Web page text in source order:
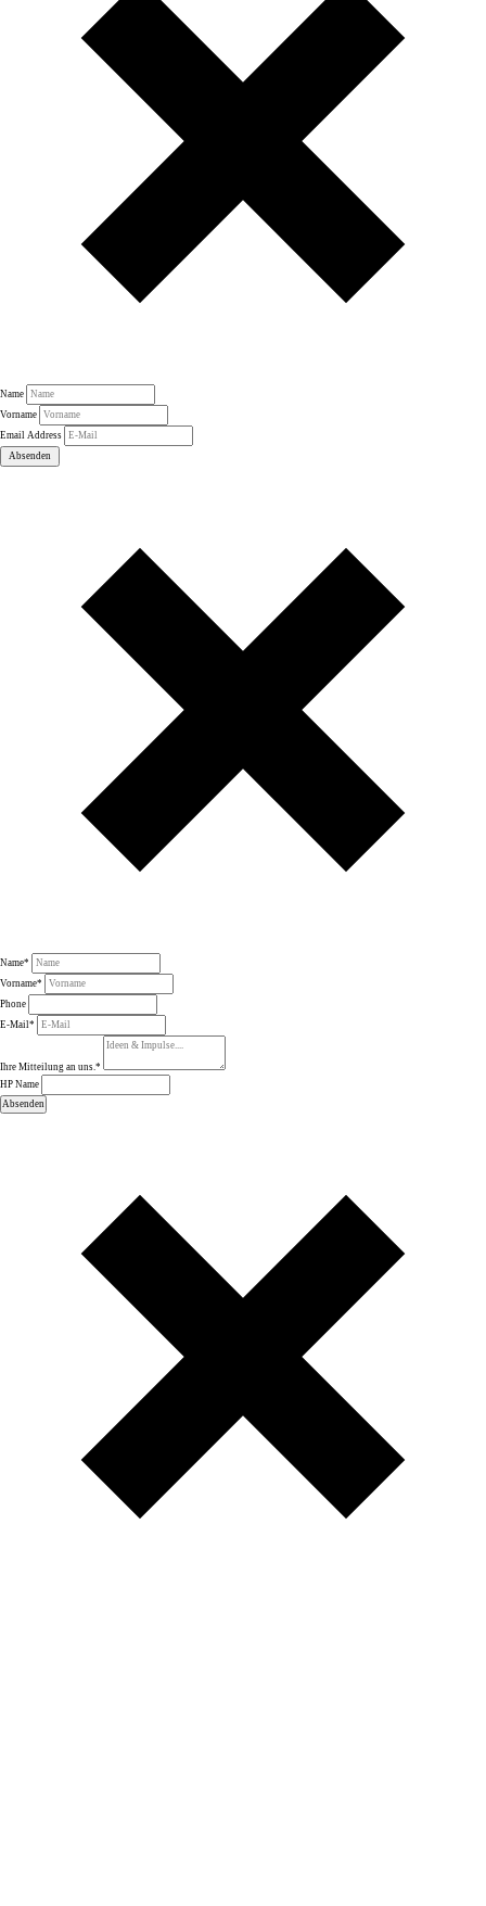
Name
Vorname
Email Address
Name*
Vorname*
Phone
E-Mail*
Ihre Mitteilung an uns.*
HP Name
Absenden